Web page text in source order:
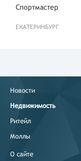
Спортмастер
ЕКАТЕРИНБУРГ
Новости
Недвижимость
Ритейл
Моллы
О сайте